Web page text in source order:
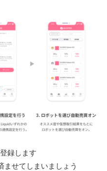
録します
せてしまいましょう